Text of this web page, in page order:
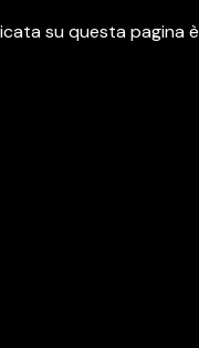
su questa pagina